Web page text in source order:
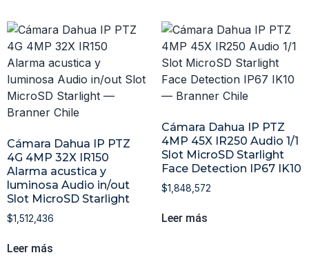
Cámara Dahua IP PTZ
4G 4MP 32X IR150
Alarma acustica y
luminosa Audio in/out
Slot MicroSD Starlight
$1,512,436
Leer más
Cámara Dahua IP PTZ
4MP 45X IR250 Audio 1/1
Slot MicroSD Starlight
Face Detection IP67 IK10
$1,848,572
Leer más